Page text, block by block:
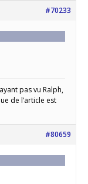
#70233
pas vu Ralph,
de l’article est
#80659